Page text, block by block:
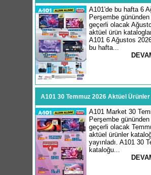
A101'de bu hafta 6
Perşembe
geçerli olacak
aktüel ürün
A101 6 Ağustos
bu hafta...
A101 30 Temmuz 2026 Aktüel
A101 Market 30
Perşembe
geçerli olacak
aktüel ürünler
yayınladı. A101 30
kataloğu...